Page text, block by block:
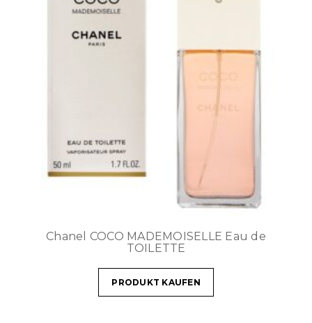
Chanel COCO MADEMOISELLE Eau de
TOILETTE
PRODUKT KAUFEN